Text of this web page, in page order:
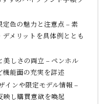
色の魅力と注意点 – 素
メリットを具体例ととも
しさの両立 – ペンホル
機能面の充実を詳述
インや限定モデル情報 –
し購買意欲を喚起